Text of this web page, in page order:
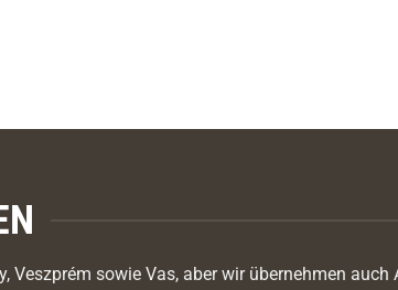
sowie Vas, aber wir übernehmen auch